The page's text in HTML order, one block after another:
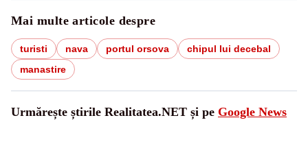
Mai multe articole despre
turisti nava portul orsova
chipul lui decebal
manastire
Urmărește știrile Realitatea.NET și pe Google News